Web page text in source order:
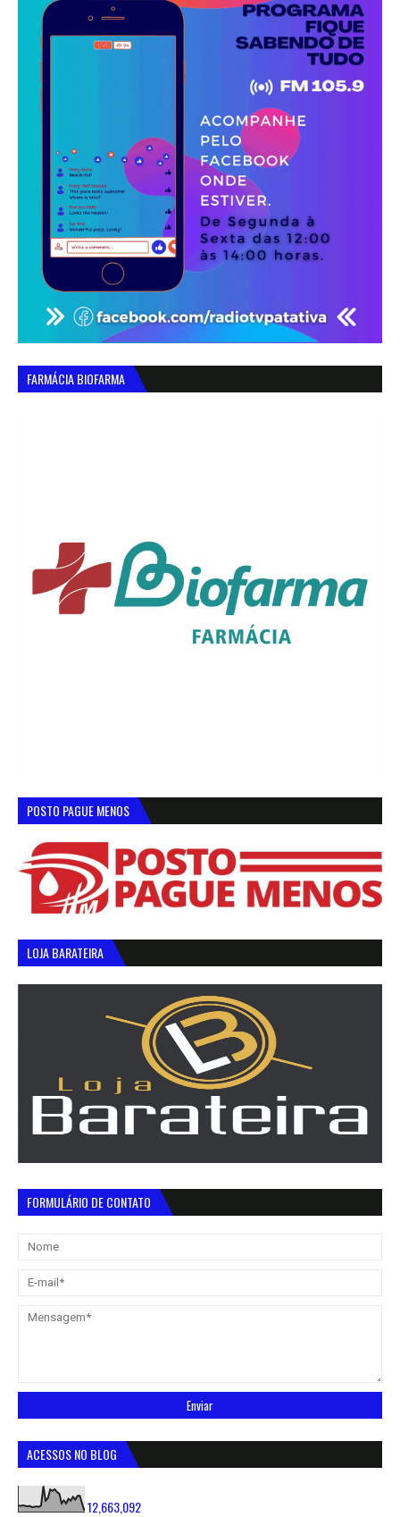
FARMÁCIA BIOFARMA
POSTO PAGUE MENOS
LOJA BARATEIRA
FORMULÁRIO DE CONTATO
ACESSOS NO BLOG
12,663,092